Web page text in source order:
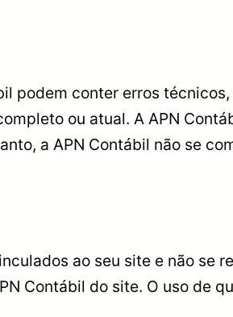
podem conter erros
ou atual. A APN
a APN Contábil não se
ao seu site e não
Contábil do site. O uso de